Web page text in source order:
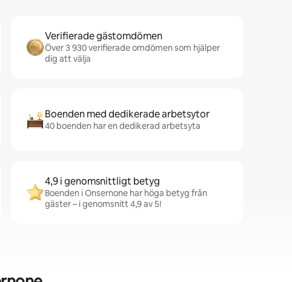
Verifierade gästomdömen
Över 3 930 verifierade omdömen som hjälper
dig att välja
Boenden med dedikerade arbetsytor
40 boenden har en dedikerad arbetsyta
4,9 i genomsnittligt betyg
Boenden i Onsernone har höga betyg från
gäster – i genomsnitt 4,9 av 5!